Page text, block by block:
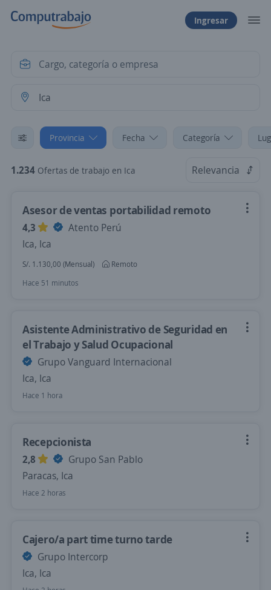
Ingresar
Provincia Fecha Categoría
1.234 Ofertas de trabajo en Ica Relevancia
Asesor de ventas portabilidad remoto
4,3
Atento Perú
Ica, Ica
S/. 1.130,00 (Mensual)
Remoto
Hace 51 minutos
Asistente Administrativo de Seguridad en
el Trabajo y Salud Ocupacional
Grupo Vanguard Internacional
Ica, Ica
Hace 1 hora
Recepcionista
2,8
Grupo San Pablo
Paracas, Ica
Hace 2 horas
Cajero/a part time turno tarde
Grupo Intercorp
Ica, Ica